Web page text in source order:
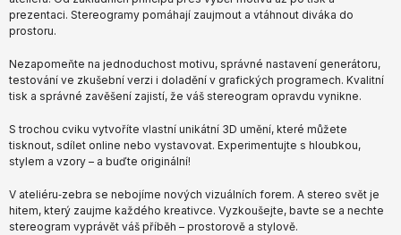
prezentaci. Stereogramy pomáhají zaujmout a vtáhnout diváka do
prostoru.
Nezapomeňte na jednoduchost motivu, správné nastavení generátoru,
testování ve zkušební verzi i doladění v grafických programech. Kvalitní
tisk a správné zavěšení zajistí, že váš stereogram opravdu vynikne.
S trochou cviku vytvoříte vlastní unikátní 3D umění, které můžete
tisknout, sdílet online nebo vystavovat. Experimentujte s hloubkou,
stylem a vzory – a buďte originální!
V ateliéru‑zebra se nebojíme nových vizuálních forem. A stereo svět je
hitem, který zaujme každého kreativce. Vyzkoušejte, bavte se a nechte
stereogram vyprávět váš příběh – prostorově a stylově.